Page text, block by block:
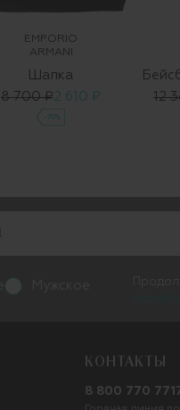
EMPORIO
ARMANI
Шапка
8 700 ₽2 610 ₽
-70%
12
КОНТАКТЫ
8 800 770